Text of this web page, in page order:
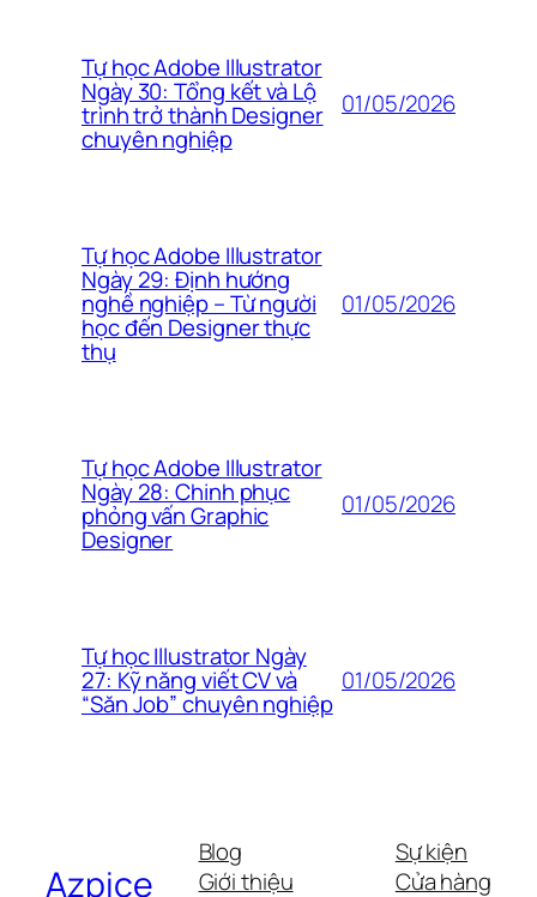
Tự học Adobe Illustrator
Ngày 30: Tổng kết và Lộ
trình trở thành Designer
chuyên nghiệp
01/05/2026
Tự học Adobe Illustrator
Ngày 29: Định hướng
nghề nghiệp – Từ người
học đến Designer thực
thụ
01/05/2026
Tự học Adobe Illustrator
Ngày 28: Chinh phục
phỏng vấn Graphic
Designer
01/05/2026
Tự học Illustrator Ngày
27: Kỹ năng viết CV và
“Săn Job” chuyên nghiệp
01/05/2026
Azpice
Blog
Giới thiệu
Sự kiện
Cửa hàng